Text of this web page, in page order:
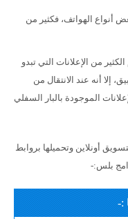
أنواع الهواتف، فكثير من
من الإعلانات التي تبدو
إلا أنه عند الانتقال من
الموجودة بالبار السفلي
أونلاين وتحميلها بروابط
بلس:-
:-